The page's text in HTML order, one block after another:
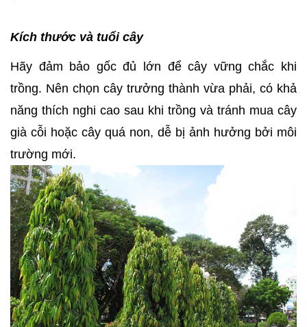
Kích thước và tuổi cây
Hãy đảm bảo gốc đủ lớn để cây vững chắc khi
trồng. Nên chọn cây trưởng thành vừa phải, có khả
năng thích nghi cao sau khi trồng và tránh mua cây
già cỗi hoặc cây quá non, dễ bị ảnh hưởng bởi môi
trường mới.